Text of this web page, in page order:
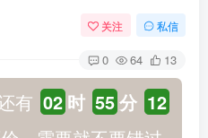
关注 私信
0 64 13
有 02 时 55分 12